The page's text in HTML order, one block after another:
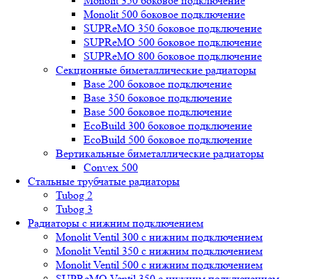
Mоnоlit 500 боковое подключение
SUРRеMО 350 боковое подключение
SUРRеMО 500 боковое подключение
SUРRеMО 800 боковое подключение
Секционные биметаллические радиаторы
Base 200 боковое подключение
Base 350 боковое подключение
Base 500 боковое подключение
EcoBuild 300 боковое подключение
EcoBuild 500 боковое подключение
Вертикальные биметаллические радиаторы
Convex 500
Стальные трубчатые радиаторы
Tubog 2
Tubog 3
Радиаторы с нижним подключением
Monolit Ventil 300 с нижним подключением
Monolit Ventil 350 с нижним подключением
Monolit Ventil 500 с нижним подключением